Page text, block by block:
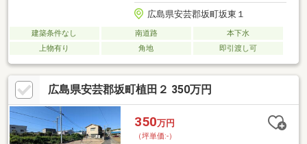
広島県安芸郡坂町坂東１
建築条件なし 南道路
本下水
上物有り
角地 即引渡し可
広島県安芸郡坂町植田２ 350万円
350万円
（坪単価:-）